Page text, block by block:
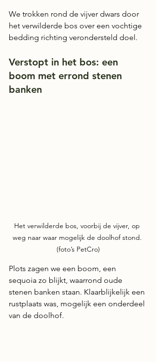
We trokken rond de vijver dwars door
het verwilderde bos over een vochtige
bedding richting verondersteld doel.
Verstopt in het bos: een
boom met errond stenen
banken
Het verwilderde bos, voorbij de vijver, op
weg naar waar mogelijk de doolhof stond.
(foto’s PetCro)
Plots zagen we een boom, een
sequoia zo blijkt, waarrond oude
stenen banken staan. Klaarblijkelijk een
rustplaats was, mogelijk een onderdeel
van de doolhof.